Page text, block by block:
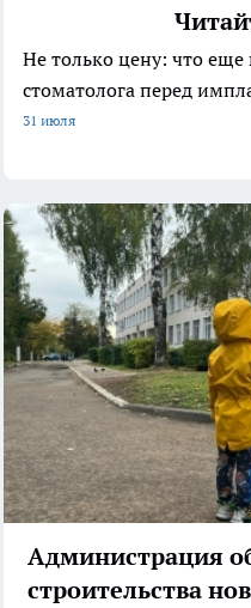
Не только цену: что еще
стоматолога перед
31 июля
Администрация
строительства